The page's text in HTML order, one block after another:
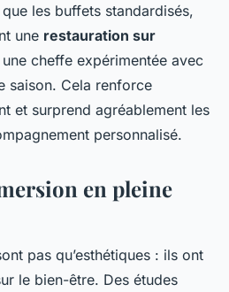
les buffets standardisés,
une restauration sur
cheffe expérimentée avec
saison. Cela renforce
et surprend agréablement les
personnalisé.
en pleine
pas qu’esthétiques : ils ont
le bien-être. Des études